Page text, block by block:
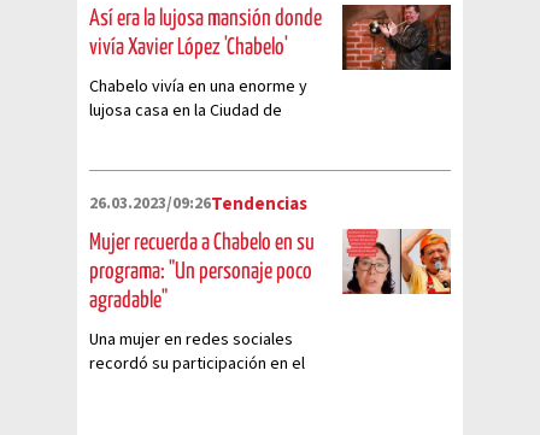
Así era la lujosa mansión donde
vivía Xavier López 'Chabelo'
Chabelo vivía en una enorme y
lujosa casa en la Ciudad de
26.03.2023/09:26Tendencias
Mujer recuerda a Chabelo en su
programa: "Un personaje poco
agradable"
Una mujer en redes sociales
recordó su participación en el